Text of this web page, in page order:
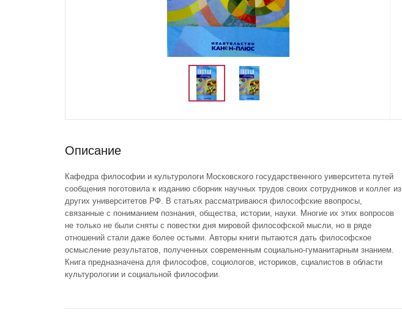
Описание
Кафедра философии и культурологи Московского государственного уиверситета путей
сообщения поготовила к изданию сборник научных трудов своих сотрудников и коллег из
других университетов РФ. В статьях рассматриваюся философские ввопросы,
связанные с пониманием познания, общества, истории, науки. Многие их этих вопросов
не только не были сняты с повестки дня мировой философской мысли, но в ряде
отношений стали даже более остыми. Авторы книги пытаются дать философское
осмысление результатов, полученных современным социально-гуманитарным знанием.
Книга предназначена для философов, социологов, историков, сциалистов в области
культурологии и социальной философии.